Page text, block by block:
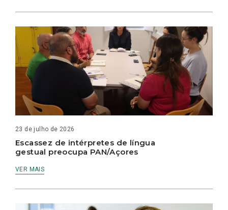
23 de julho de 2026
Escassez de intérpretes de língua
gestual preocupa PAN/Açores
VER MAIS